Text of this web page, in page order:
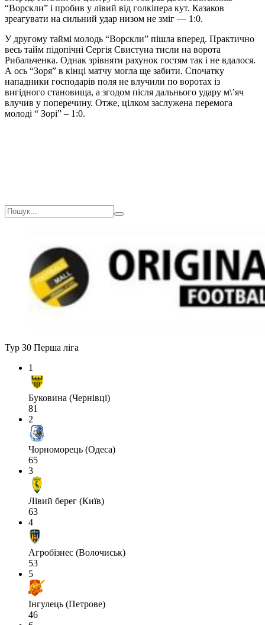
“Ворскли” і пробив у лівий від голкіпера кут. Казаков
зреагувати на сильний удар низом не зміг ― 1:0.
У другому таймі молодь “Ворскли” пішла вперед. Практично
весь тайм підопічні Сергія Свистуна тисли на ворота
Рибальченка. Однак зрівняти рахунок гостям так і не вдалося.
А ось “Зоря” в кінці матчу могла ще забити. Спочатку
нападники господарів поля не влучили по воротах із
вигідного становища, а згодом після дальнього удару м\’яч
влучив у поперечину. Отже, цілком заслужена перемога
молоді “ Зорі” – 1:0.
Тур 30 Перша ліга
1
Буковина (Чернівці)
81
2
Чорноморець (Одеса)
65
3
Лівий берег (Київ)
63
4
Агробізнес (Волочиськ)
53
5
Інгулець (Петрове)
46